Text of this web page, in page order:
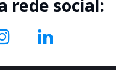
rede social: